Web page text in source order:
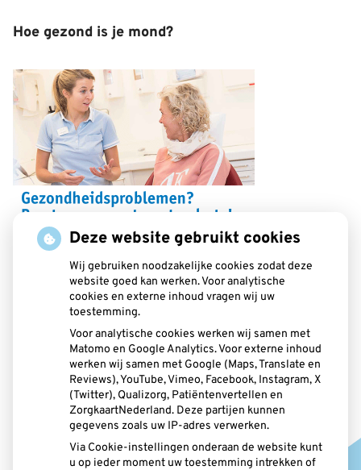
Hoe gezond is je mond?
Aangesloten bij:
Deze website gebruikt cookies
Wij gebruiken noodzakelijke cookies zodat deze
website goed kan werken. Voor analytische
cookies en externe inhoud vragen wij uw
toestemming.
Voor analytische cookies werken wij samen met
Matomo en Google Analytics. Voor externe inhoud
werken wij samen met Google (Maps, Translate en
Reviews), YouTube, Vimeo, Facebook, Instagram, X
(Twitter), Qualizorg, Patiëntenvertellen en
ZorgkaartNederland. Deze partijen kunnen
gegevens zoals uw IP-adres verwerken.
Via Cookie-instellingen onderaan de website kunt
u op ieder moment uw toestemming intrekken of